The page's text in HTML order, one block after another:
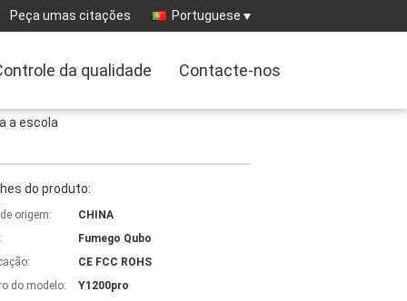
Peça umas citações Portuguese
da qualidade Contacte-nos
a escola
do produto:
origem:
CHINA
Fumego Qubo
CE FCC ROHS
do modelo:
Y1200pro